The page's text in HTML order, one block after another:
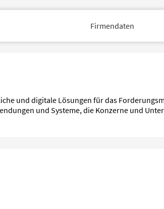
Firmendaten
und digitale Lösungen für das
und Systeme, die Konzerne und